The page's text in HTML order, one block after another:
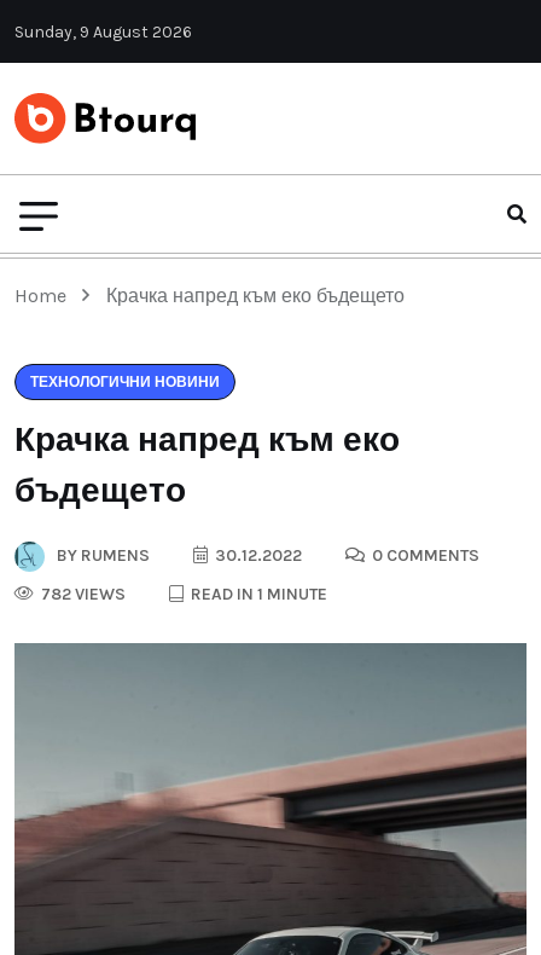
Sunday, 9 August 2026
Home Крачка напред към еко бъдещето
ТЕХНОЛОГИЧНИ НОВИНИ
Крачка напред към еко
бъдещето
BY RUMENS 30.12.2022
0 COMMENTS
782 VIEWS
READ IN 1 MINUTE